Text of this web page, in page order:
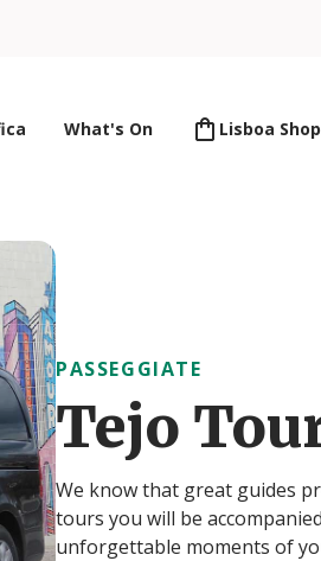
What's On Lisboa Shop
PASSEGGIATE
Tejo
We know that great guides
tours you will be
unforgettable moments of